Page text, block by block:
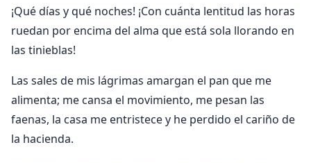
¡Qué días y qué noches! ¡Con cuánta lentitud las horas
ruedan por encima del alma que está sola llorando en
las tinieblas!
Las sales de mis lágrimas amargan el pan que me
alimenta; me cansa el movimiento, me pesan las
faenas, la casa me entristece y he perdido el cariño de
la hacienda.